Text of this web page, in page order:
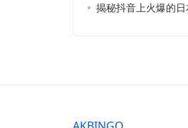
揭秘抖音上火爆的